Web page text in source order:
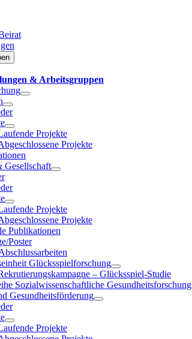
& Arbeitsgruppen
Projekte
Projekte
Gesellschaft
Projekte
Projekte
Publikationen
Poster
Glücksspielforschung
– Glücksspiel-Studie
Sozialwissenschaftliche Gesundheitsforschung
Gesundheitsförderung
Projekte